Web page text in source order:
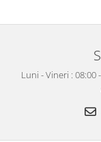
Luni - Vineri : 08:00